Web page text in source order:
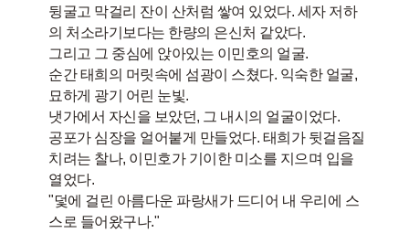
뒹굴고 막걸리 잔이 산처럼 쌓여 있었다. 세자 저하
의 처소라기보다는 한량의 은신처 같았다.
그리고 그 중심에 앉아있는 이민호의 얼굴.
순간 태희의 머릿속에 섬광이 스쳤다. 익숙한 얼굴,
묘하게 광기 어린 눈빛.
냇가에서 자신을 보았던, 그 내시의 얼굴이었다.
공포가 심장을 얼어붙게 만들었다. 태희가 뒷걸음질
치려는 찰나, 이민호가 기이한 미소를 지으며 입을
열었다.
"덫에 걸린 아름다운 파랑새가 드디어 내 우리에 스
스로 들어왔구나."